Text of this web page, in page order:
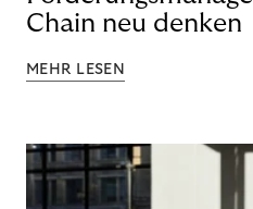
Chain neu denken
MEHR LESEN